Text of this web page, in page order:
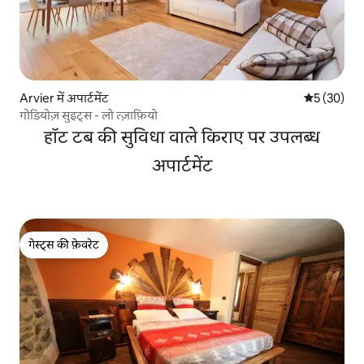
Arvier में अपार्टमेंट औसत रेटिंग
5 (30)
गोडियोज़ सुइट्स - लो त्ज़ाफ़ियो
हॉट टब की सुविधा वाले किराए पर उपलब्ध
अपार्टमेंट
गेस्ट्स की फ़ेवरेट
गेस्ट्स की फ़ेवरेट